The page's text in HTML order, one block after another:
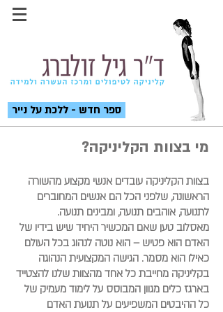
ספר חדש - ללכת על נייר
מי בצוות הקליניקה?
בצוות הקליניקה עובדים אנשי מקצוע מהשורה
הראשונה, שלפני הכל הם אנשים המחוברים
לתנועה, אוהבים תנועה, ומבינים תנועה.
מאסלוב טען שאם המכשיר היחיד שיש בידיו של
האדם הוא פטיש – הוא נוטה לנהוג בכל העולם
כאילו הוא מסמר. הגישה המקצועית הנהוגה
בקליניקה מחייבת כל אחד מהצוות שלנו להצטייד
בארגז כלים מגוון המבוסס על לימוד מעמיק של
כל ההיבטים המשפיעים על תנועת האדם